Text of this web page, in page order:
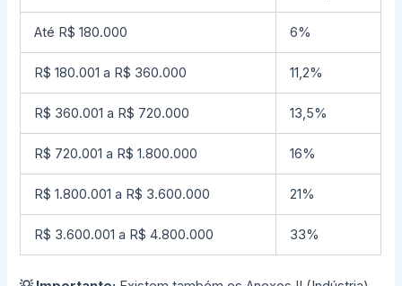
Até R$ 180.000 6%
R$ 180.001 a R$ 360.000 11,2%
R$ 360.001 a R$ 720.000 13,5%
R$ 720.001 a R$ 1.800.000 16%
R$ 1.800.001 a R$ 3.600.000 21%
R$ 3.600.001 a R$ 4.800.000 33%